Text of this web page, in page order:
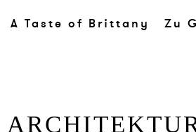
A Ta­ste of Brit­ta­ny
Zu